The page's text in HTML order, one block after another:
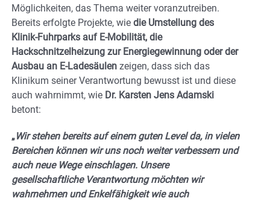
Möglichkeiten, das Thema weiter voranzutreiben.
Bereits erfolgte Projekte, wie die Umstellung des
Klinik-Fuhrparks auf E-Mobilität, die
Hackschnitzelheizung zur Energiegewinnung oder der
Ausbau an E-Ladesäulen zeigen, dass sich das
Klinikum seiner Verantwortung bewusst ist und diese
auch wahrnimmt, wie Dr. Karsten Jens Adamski
betont:
„Wir stehen bereits auf einem guten Level da, in vielen
Bereichen können wir uns noch weiter verbessern und
auch neue Wege einschlagen. Unsere
gesellschaftliche Verantwortung möchten wir
wahrnehmen und Enkelfähigkeit wie auch